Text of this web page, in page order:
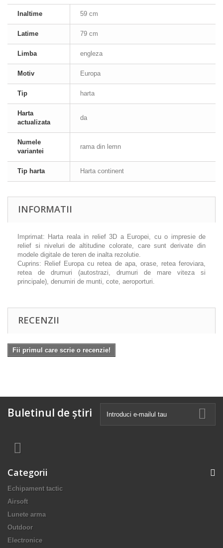
Inaltime 59 cm
Latime 79 cm
Limba engleza
Motiv Europa
Tip harta
Harta
actualizata
da
Numele
variantei
rama din lemn
Tip harta Harta continent
INFORMATII
Imprimat: Harta reala in relief 3D a Europei, cu o impresie de
relief si niveluri de altitudine colorate, care sunt derivate din
modele digitale de teren de inalta rezolutie.
Cuprins: Relief Europa cu retea de apa, orase, retea feroviara,
retea de drumuri (autostrazi, drumuri de mare viteza si
principale), denumiri de munti, cote, aeroporturi.
RECENZII
Fii primul care scrie o recenzie!
Buletinul de știri
Categorii
Echipament tactic
Airsoft
Lunete arma
Outdoor
Electronice